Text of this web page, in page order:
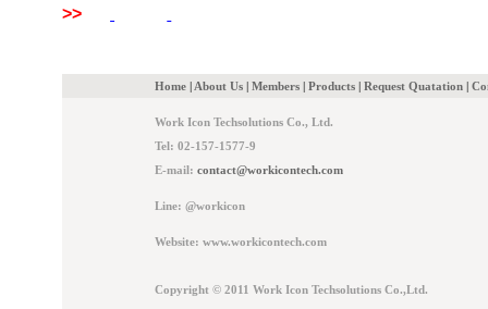
>>
Home | About Us | Members | Products | Request Quatation |
Work Icon Techsolutions Co., Ltd.
Tel: 02-157-1577-9
E-mail: contact@workicontech.com
Line: @workicon
Website: www.workicontech.com
Copyright © 2011 Work Icon Techsolutions Co.,Ltd.